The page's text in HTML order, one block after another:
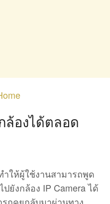
องได้ตลอด
ำให้ผู้ใช้งานสามารถพูด
ยังกล้อง IP Camera ได้